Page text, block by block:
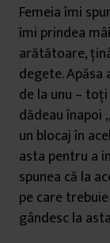
Femeia îmi
îmi prindea
arătătoare,
degete.
de la unu –
dădeau înapoi
un blocaj în
asta pentru a
spunea că la
pe care
gândesc la